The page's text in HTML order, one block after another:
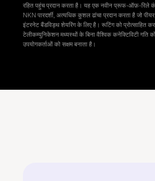
रहित पहुंच प्रदान करता है। यह एक नवीन प्रूफ-ऑफ़-रिले
NKN पारदर्शी, अत्यधिक कुशल ढांचा प्रदान करता है जो
इंटरनेट बैंडविड्थ शेयरिंग के लिए है। रूटिंग को प्रोत्साहित
टेलीकम्युनिकेशन मध्यस्थों के बिना वैश्विक कनेक्टिविटी गति
उपयोगकर्ताओं को सक्षम बनाता है।